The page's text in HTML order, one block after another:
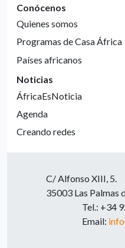
Conócenos
Quienes somos
Programas de Casa África
Países africanos
Noticias
ÁfricaEsNoticia
Agenda
Creando redes
C/ Alfonso XIII, 5.
35003 Las Palmas
Tel.: +34
Email: